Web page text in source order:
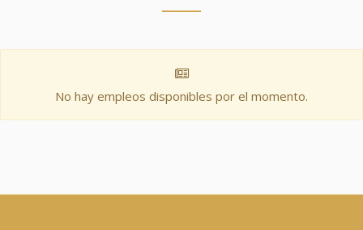
No hay empleos disponibles por el momento.